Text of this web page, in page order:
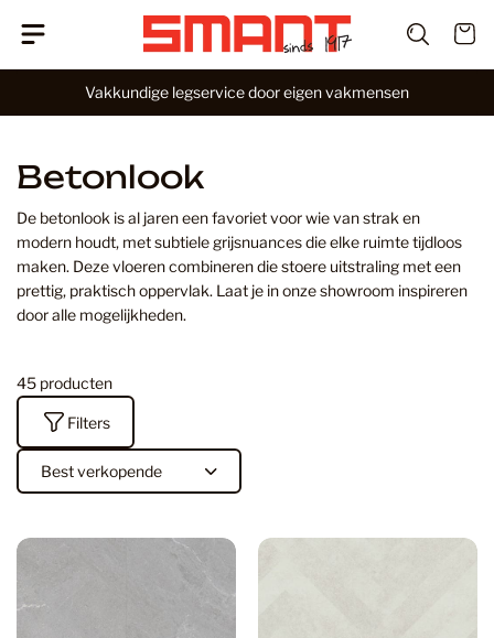
G
a
n
a
i
n
h
o
u
d
i
k
Vakkundige legservice door eigen vakmensen
Betonlook
De betonlook is al jaren een favoriet voor wie van strak en
modern houdt, met subtiele grijsnuances die elke ruimte tijdloos
maken. Deze vloeren combineren die stoere uitstraling met een
prettig, praktisch oppervlak. Laat je in onze showroom inspireren
door alle mogelijkheden.
Filters
45 producten
r